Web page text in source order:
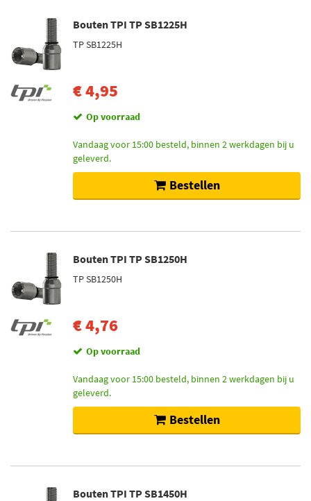
Bouten TPI TP SB1225H
TP SB1225H
€ 4,95
Op voorraad
Vandaag voor 15:00 besteld, binnen 2 werkdagen bij u
geleverd.
Bestellen
Bouten TPI TP SB1250H
TP SB1250H
€ 4,76
Op voorraad
Vandaag voor 15:00 besteld, binnen 2 werkdagen bij u
geleverd.
Bestellen
Bouten TPI TP SB1450H